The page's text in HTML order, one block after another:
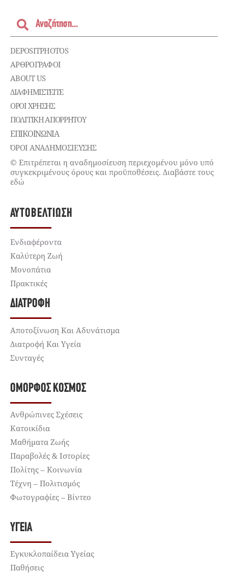
DEPOSITPHOTOS
ΑΡΘΡΟΓΡΑΦΟΙ
ABOUT US
ΔΙΑΦΗΜΙΣΤΕΊΤΕ
ΌΡΟΙ ΧΡΉΣΗΣ
ΠΟΛΙΤΙΚΉ ΑΠΟΡΡΉΤΟΥ
ΕΠΙΚΟΙΝΩΝΊΑ
ΌΡΟΙ ΑΝΑΔΗΜΟΣΙΕΥΣΗΣ
© Επιτρέπεται η αναδημοσίευση περιεχομένου μόνο υπό
συγκεκριμένους όρους και προϋποθέσεις. Διαβάστε τους
εδώ
ΑΥΤΟΒΕΛΤΊΩΣΗ
Ενδιαφέροντα
Καλύτερη Ζωή
Μονοπάτια
Πρακτικές
ΔΙΑΤΡΟΦΉ
Αποτοξίνωση Και Αδυνάτισμα
Διατροφή Και Υγεία
Συνταγές
ΌΜΟΡΦΟΣ ΚΌΣΜΟΣ
Ανθρώπινες Σχέσεις
Κατοικίδια
Μαθήματα Ζωής
Παραβολές & Ιστορίες
Πολίτης – Κοινωνία
Τέχνη – Πολιτισμός
Φωτογραφίες – Βίντεο
ΥΓΕΊΑ
Εγκυκλοπαίδεια Υγείας
Παθήσεις